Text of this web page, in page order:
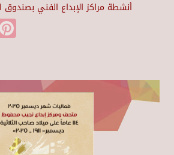
أنشطة مراكز الإبداع الفني بصندوق